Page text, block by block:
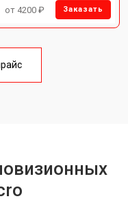
от 4200 ₽ Заказать